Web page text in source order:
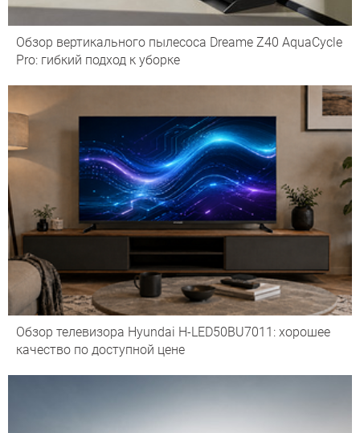
Обзор вертикального пылесоса Dreame Z40 AquaCycle
Pro: гибкий подход к уборке
Обзор телевизора Hyundai H-LED50BU7011: хорошее
качество по доступной цене